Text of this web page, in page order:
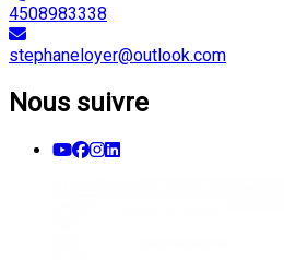
4508983338
stephaneloyer@outlook.com
Nous suivre